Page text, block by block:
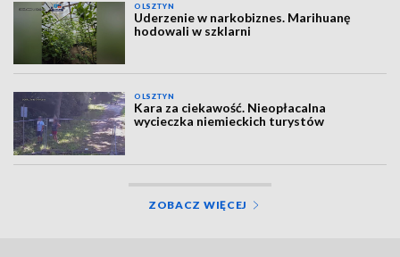
OLSZTYN
Uderzenie w narkobiznes. Marihuanę
hodowali w szklarni
OLSZTYN
Kara za ciekawość. Nieopłacalna
wycieczka niemieckich turystów
ZOBACZ WIĘCEJ